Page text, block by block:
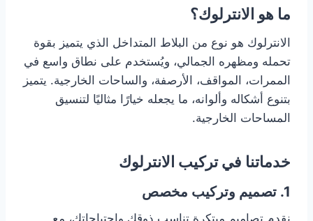
ما هو الانترلوك؟
الانترلوك هو نوع من البلاط المتداخل الذي يتميز بقوة
تحمله ومظهره الجمالي، ويُستخدم على نطاق واسع في
الممرات، المواقف، الأرصفة، والساحات الخارجية. يتميز
بتنوع أشكاله وألوانه، ما يجعله خيارًا مثاليًا لتنسيق
المساحات الخارجية.
خدماتنا في تركيب الانترلوك
1. تصميم وتركيب مخصص